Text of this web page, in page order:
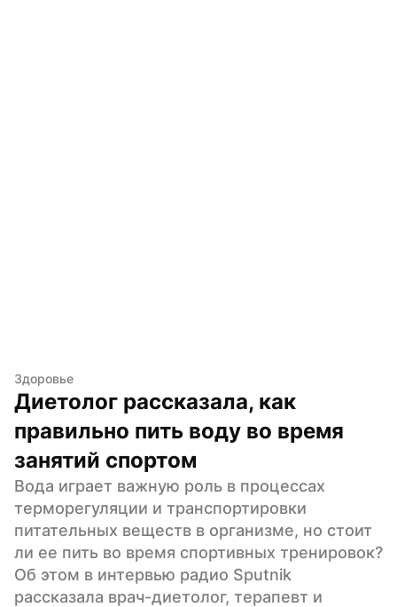
Здоровье
Диетолог рассказала, как
правильно пить воду во время
занятий спортом
Вода играет важную роль в процессах
терморегуляции и транспортировки
питательных веществ в организме, но стоит
ли ее пить во время спортивных тренировок?
Об этом в интервью радио Sputnik
рассказала врач-диетолог, терапевт и